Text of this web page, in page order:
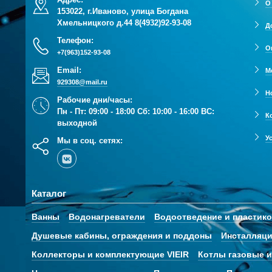
153022, г.Иваново, улица Богдана
Хмельницкого д.448(4932)92-93-08
Телефон:
+7(963)152-93-08
Email:
929308@mail.ru
Рабочие дни/часы:
Пн - Пт: 09:00 - 18:00 Сб: 10:00 - 16:00 ВС:
выходной
Мы в соц. сетях:
О
Каталог
Ванны Водонагреватели Водоотведение и
Душевые кабины, ограждения и поддоны
Коллекторы и комплектующие VIEIR
Котлы газовые